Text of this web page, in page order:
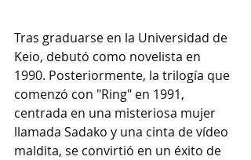
Tras graduarse en la Universidad de
Keio, debutó como novelista en
1990. Posteriormente, la trilogía que
comenzó con "Ring" en 1991,
centrada en una misteriosa mujer
llamada Sadako y una cinta de vídeo
maldita, se convirtió en un éxito de